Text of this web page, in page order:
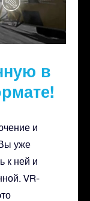
в
и
уже
к ней и
VR-